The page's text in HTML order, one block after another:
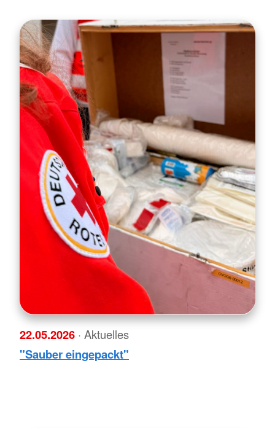
22.05.2026 · Aktuelles
"Sauber eingepackt"